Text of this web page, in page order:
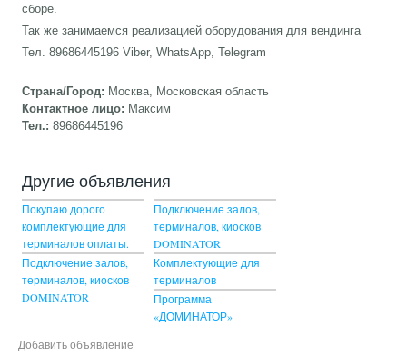
сборе.
Так же занимаемся реализацией оборудования для вендинга
Тел. 89686445196 Viber, WhatsApp, Telegram
Страна/Город: Москва, Московская область
Контактное лицо: Максим
Тел.:89686445196
Другие объявления
Покупаю дорого
комплектующие для
терминалов оплаты.
Подключение залов,
терминалов, киосков
DOMINATOR
Подключение залов,
терминалов, киосков
DOMINATOR
Комплектующие для
терминалов
Программа
«ДОМИНАТОР»
Добавить объявление